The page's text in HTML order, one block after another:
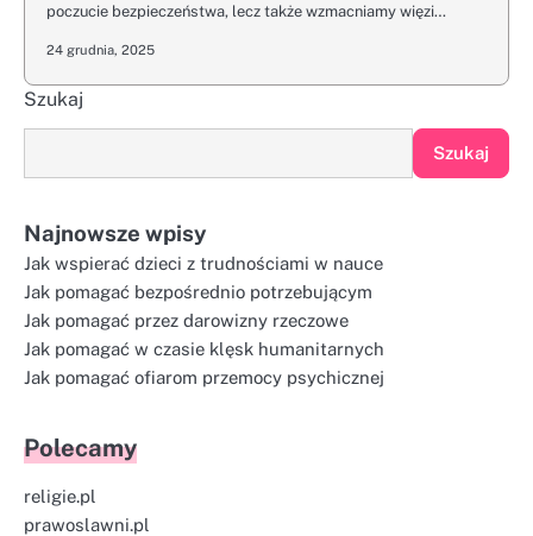
poczucie bezpieczeństwa, lecz także wzmacniamy więzi…
24 grudnia, 2025
Szukaj
Szukaj
Najnowsze wpisy
Jak wspierać dzieci z trudnościami w nauce
Jak pomagać bezpośrednio potrzebującym
Jak pomagać przez darowizny rzeczowe
Jak pomagać w czasie klęsk humanitarnych
Jak pomagać ofiarom przemocy psychicznej
Polecamy
religie.pl
prawoslawni.pl